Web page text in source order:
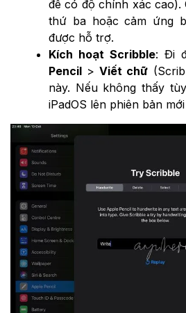
để có độ chính xác
thứ ba hoặc cảm ứng
được hỗ trợ.
Kích hoạt Scribble: Đi
Pencil >Viết chữ
này. Nếu không thấy
iPadOS lên phiên bản